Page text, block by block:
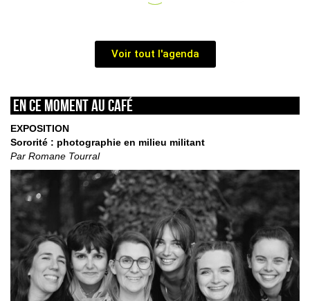
Voir tout l'agenda
En ce moment au café
EXPOSITION
Sororité : photographie en milieu militant
Par Romane Tourral